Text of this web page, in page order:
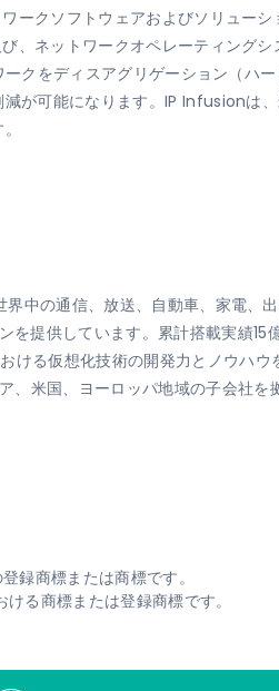
ークソフトウェアおよびソリュー
、ネットワークオペレーティングシ
クをディスアグリゲーション（ハ
が可能になります。IP Infusionは
中の通信、放送、自動車、家電、
提供しています。累計搭載実績15
ける仮想化技術の開発力とノウハウ
米国、ヨーロッパ地域の子会社を
録商標または商標です。
る商標または登録商標です。